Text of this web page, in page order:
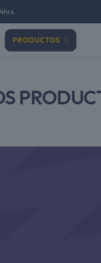
PRODUCTOS